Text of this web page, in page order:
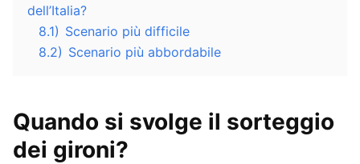
dell’Italia?
8.1) Scenario più difficile
8.2) Scenario più abbordabile
Quando si svolge il sorteggio
dei gironi?